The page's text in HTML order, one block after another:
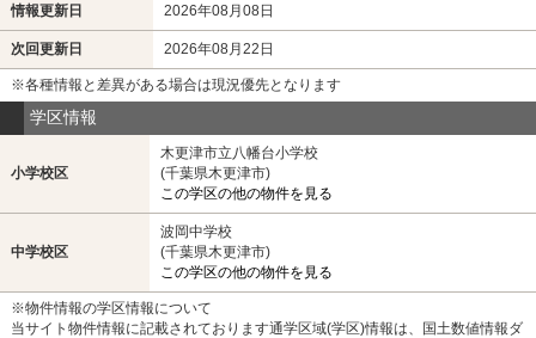
情報更新日 2026年08月08日
次回更新日 2026年08月22日
※各種情報と差異がある場合は現況優先となります
学区情報
小学校区
木更津市立八幡台小学校
(千葉県木更津市)
この学区の他の物件を見る
中学校区
波岡中学校
(千葉県木更津市)
この学区の他の物件を見る
※物件情報の学区情報について
当サイト物件情報に記載されております通学区域(学区)情報は、国土数値情報ダ